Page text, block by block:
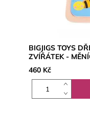
BIGJIGS TOYS
ZVÍŘÁTEK -
460 Kč